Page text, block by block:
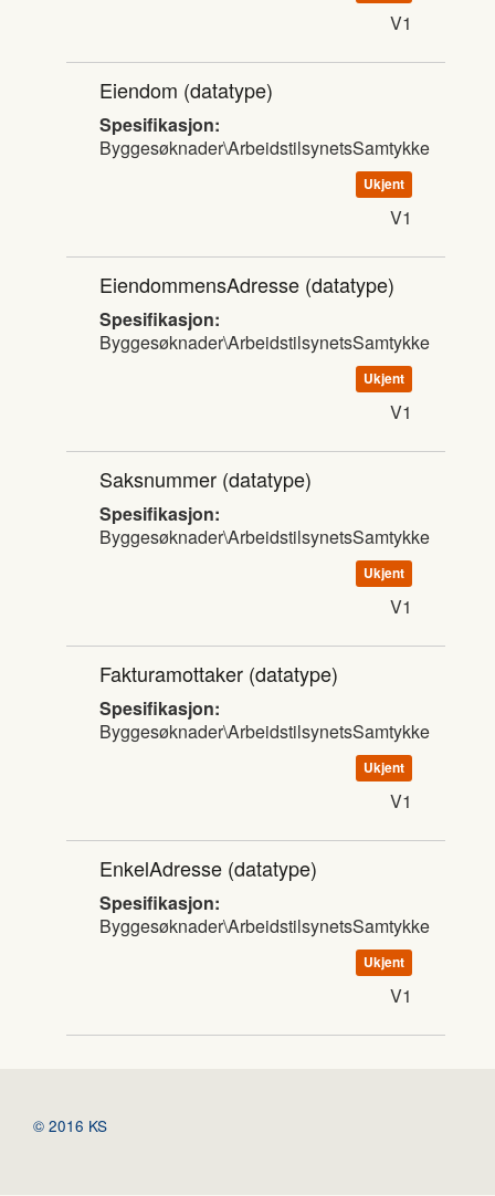
V1
Eiendom (datatype)
Spesifikasjon:
Byggesøknader\ArbeidstilsynetsSamtykke
Ukjent
V1
EiendommensAdresse (datatype)
Spesifikasjon:
Byggesøknader\ArbeidstilsynetsSamtykke
Ukjent
V1
Saksnummer (datatype)
Spesifikasjon:
Byggesøknader\ArbeidstilsynetsSamtykke
Ukjent
V1
Fakturamottaker (datatype)
Spesifikasjon:
Byggesøknader\ArbeidstilsynetsSamtykke
Ukjent
V1
EnkelAdresse (datatype)
Spesifikasjon:
Byggesøknader\ArbeidstilsynetsSamtykke
Ukjent
V1
© 2016 KS